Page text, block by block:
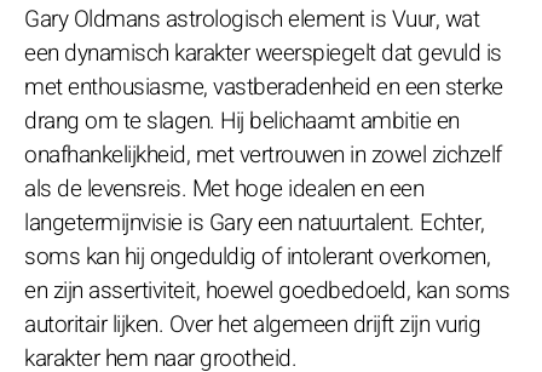
Gary Oldmans astrologisch element is Vuur, wat
een dynamisch karakter weerspiegelt dat gevuld is
met enthousiasme, vastberadenheid en een sterke
drang om te slagen. Hij belichaamt ambitie en
onafhankelijkheid, met vertrouwen in zowel zichzelf
als de levensreis. Met hoge idealen en een
langetermijnvisie is Gary een natuurtalent. Echter,
soms kan hij ongeduldig of intolerant overkomen,
en zijn assertiviteit, hoewel goedbedoeld, kan soms
autoritair lijken. Over het algemeen drijft zijn vurig
karakter hem naar grootheid.